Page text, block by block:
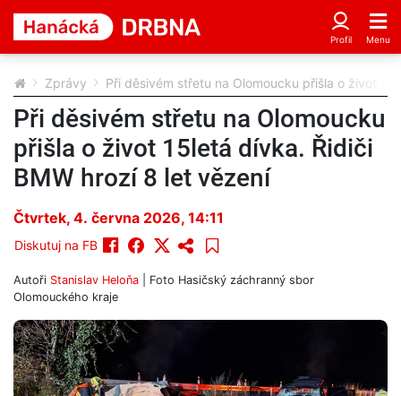
Zprávy Při děsivém střetu na Olomoucku přišla o život
Při děsivém střetu na Olomoucku
přišla o život 15letá dívka. Řidiči
BMW hrozí 8 let vězení
Čtvrtek, 4. června 2026, 14:11
Diskutuj na FB
Autoři Stanislav Heloňa | Foto Hasičský záchranný sbor
Olomouckého kraje